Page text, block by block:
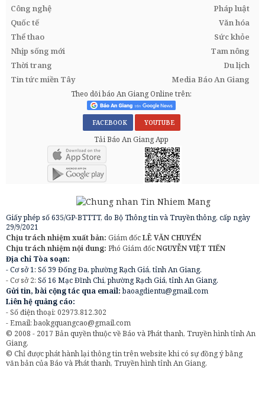
Công nghệ
Pháp luật
Quốc tế
Văn hóa
Thể thao
Sức khỏe
Nhịp sống mới
Tam nông
Thời trang
Du lịch
Tin tức miền Tây
Media Báo An Giang
Theo dõi báo An Giang Online trên:
FACEBOOK YOUTUBE
Tải Báo An Giang App
Giấy phép số 635/GP-BTTTT, do Bộ Thông tin và Truyền thông, cấp ngày
29/9/2021
Chịu trách nhiệm xuất bản: Giám đốcLÊ VĂN CHUYỂN
Chịu trách nhiệm nội dung: Phó Giám đốcNGUYỄN VIỆT TIẾN
Địa chỉ Tòa soạn:
- Cơ sở 1: Số 39 Đống Đa, phường Rạch Giá, tỉnh An Giang.
- Cơ sở 2: Số 16 Mạc Đĩnh Chi, phường Rạch Giá, tỉnh An Giang.
Gửi tin, bài cộng tác qua email:baoagdientu@gmail.com
Liên hệ quảng cáo:
- Số điện thoại: 02973.812.302
- Email:baokgquangcao@gmail.com
© 2008 - 2017 Bản quyền thuộc về Báo và Phát thanh, Truyền hình tỉnh An
Giang.
© Chỉ được phát hành lại thông tin trên website khi có sự đồng ý bằng
văn bản của Báo và Phát thanh, Truyền hình tỉnh An Giang.